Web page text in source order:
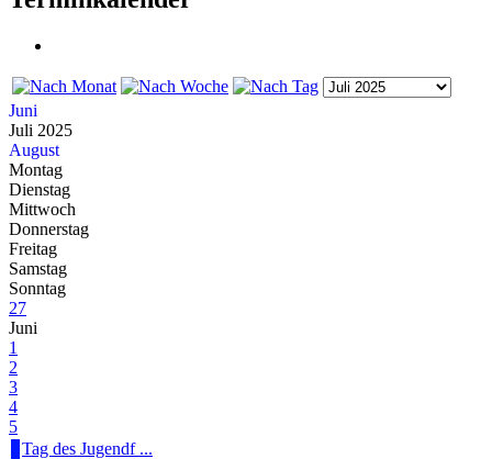
Juni
Juli 2025
August
Montag
Dienstag
Mittwoch
Donnerstag
Freitag
Samstag
Sonntag
27
Juni
1
2
3
4
5
Tag des Jugendf ...